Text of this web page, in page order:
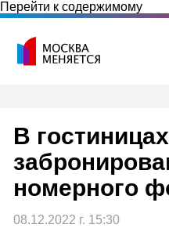
Перейти к содержимому
В
номерного
08.12.2022 г. 15:30